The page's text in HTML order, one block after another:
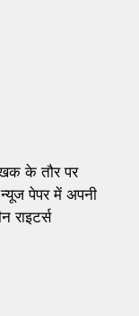
के तौर पर
पेपर में अपनी
राइटर्स